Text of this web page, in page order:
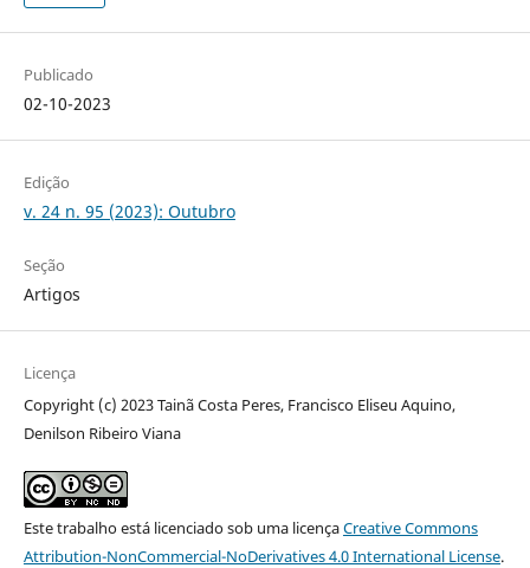
Publicado
02-10-2023
Edição
v. 24 n. 95 (2023): Outubro
Seção
Artigos
Licença
Copyright (c) 2023 Tainã Costa Peres, Francisco Eliseu Aquino,
Denilson Ribeiro Viana
Este trabalho está licenciado sob uma licençaCreative Commons
Attribution-NonCommercial-NoDerivatives 4.0 International License.